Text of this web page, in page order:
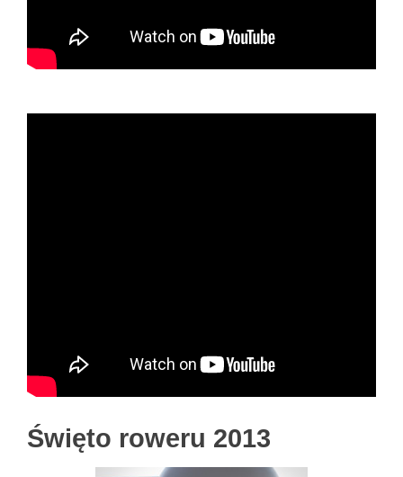
Święto roweru 2013